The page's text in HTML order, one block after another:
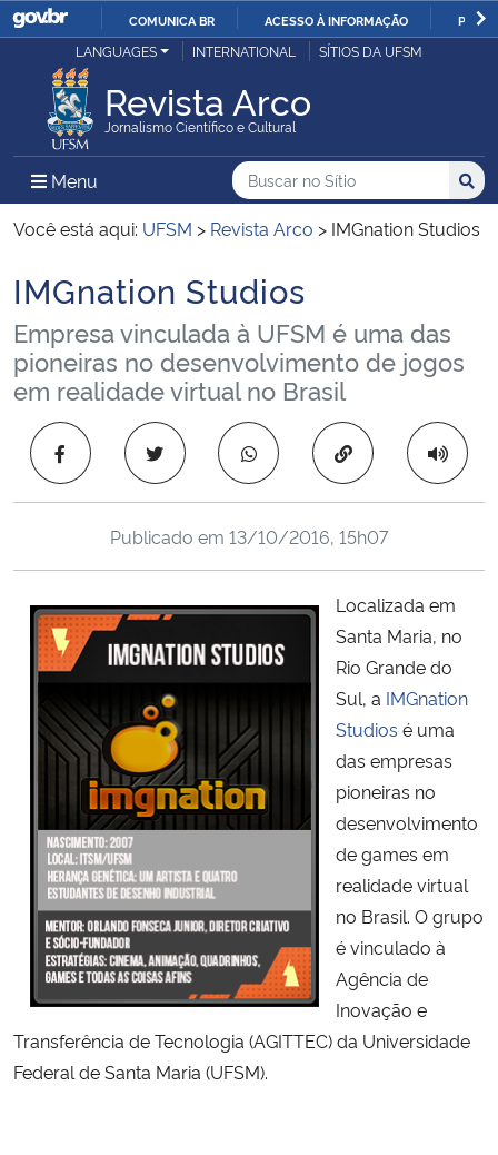
IR
O
COMUNICA BR ACESSO À INFORMAÇÃO
Ministério da Justiça e Segurança Pública
Ministério da Defesa
Ministério das Relações Exteriores
Ministério da Economia
Ministério da Infraestrutura
Ministério da Agricultura, Pecuária e Abastecimento
Ministério da Educação
Ministério da Saúde
Ministério de Minas e Energia
Ministério da Ciência, Tecnologia, Inovações e Comunicações
Ministério do Meio Ambiente
Ministério do Turismo
Ministério do Desenvolvimento Regional
Controladoria-Geral da União
Ministério da Mulher, da Família e dos Direitos Humanos
Secretaria-Geral
LANGUAGES INTERNATIONAL SÍTIOS DA UFSM
Revista Arco
Jornalismo Científico e Cultural
Menu Menu Principal do Sítio
Busca
Buscar no no Sítio
Busca:
Você está aqui: UFSM > Revista Arco > IMGnation Studios
Início do conteúdo
IMGnation Studios
Empresa vinculada à UFSM é uma das
pioneiras no desenvolvimento de jogos
em realidade virtual no Brasil
Copiar para área
Publicado em 13/10/2016, 15h07
Localizada em
Santa Maria, no
Rio Grande do
Sul, a IMGnation
Studios é uma
das empresas
pioneiras no
desenvolvimento
de games em
realidade virtual
no Brasil. O grupo
é vinculado à
Agência de
Inovação e
Transferência de Tecnologia (AGITTEC) da Universidade
Federal de Santa Maria (UFSM).